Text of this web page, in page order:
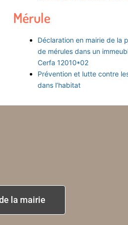
Mérule
Déclaration en mairie de la
de mérules dans un
Cerfa 12010*02
Prévention et lutte contre
dans l’habitat
la mairie